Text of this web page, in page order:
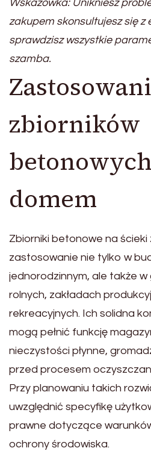
Wskazówka: Unikniesz
zakupem skonsultujesz się z
sprawdzisz wszystkie
szamba.
zbiorników
domem
Zbiorniki betonowe na ścieki
zastosowanie nie tylko w
jednorodzinnym, ale także
rolnych, zakładach
rekreacyjnych. Ich solidna
mogą pełnić funkcję
nieczystości płynne,
przed procesem
Przy planowaniu takich
uwzględnić specyfikę
prawne dotyczące
ochrony środowiska.